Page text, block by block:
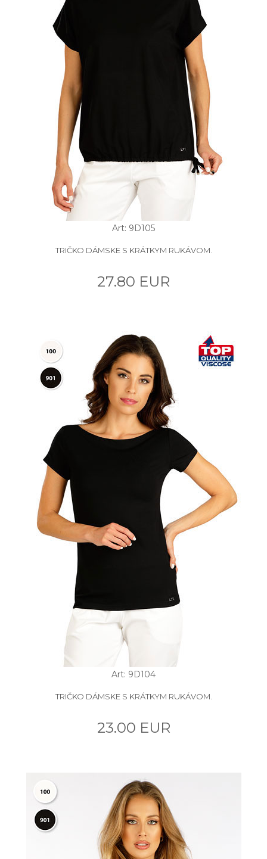
Art: 9D105
TRIČKO DÁMSKE S KRÁTKYM RUKÁVOM.
27.80 EUR
Art: 9D104
TRIČKO DÁMSKE S KRÁTKYM RUKÁVOM.
23.00 EUR